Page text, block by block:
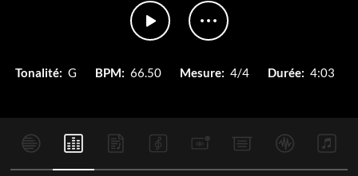
Tonalité: G BPM: 66.50 Mesure: 4/4 Durée: 4:03